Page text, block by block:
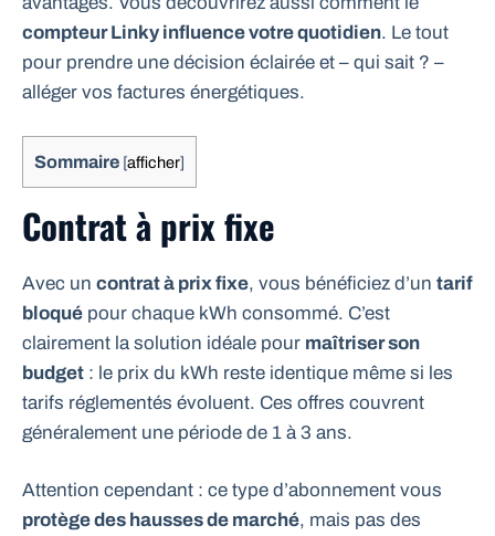
compteur Linky influence votre quotidien. Le tout
pour prendre une décision éclairée et – qui sait ? –
alléger vos factures énergétiques.
Sommaire [afficher]
Contrat à prix fixe
Avec un contrat à prix fixe, vous bénéficiez d’un tarif
bloqué pour chaque kWh consommé. C’est
clairement la solution idéale pour maîtriser son
budget : le prix du kWh reste identique même si les
tarifs réglementés évoluent. Ces offres couvrent
généralement une période de 1 à 3 ans.
Attention cependant : ce type d’abonnement vous
protège des hausses de marché, mais pas des